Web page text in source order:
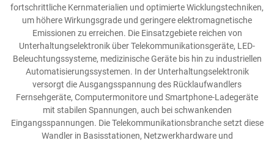
fortschrittliche Kernmaterialien und optimierte Wicklungstechniken,
um höhere Wirkungsgrade und geringere elektromagnetische
Emissionen zu erreichen. Die Einsatzgebiete reichen von
Unterhaltungselektronik über Telekommunikationsgeräte, LED-
Beleuchtungssysteme, medizinische Geräte bis hin zu industriellen
Automatisierungssystemen. In der Unterhaltungselektronik
versorgt die Ausgangsspannung des Rücklaufwandlers
Fernsehgeräte, Computermonitore und Smartphone-Ladegeräte
mit stabilen Spannungen, auch bei schwankenden
Eingangsspannungen. Die Telekommunikationsbranche setzt diese
Wandler in Basisstationen, Netzwerkhardware und